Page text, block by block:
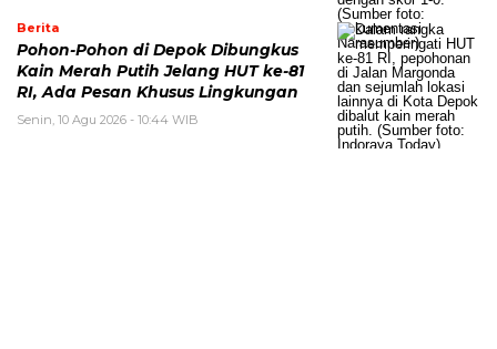
Berita
Pohon-Pohon di Depok Dibungkus
Kain Merah Putih Jelang HUT ke-81
RI, Ada Pesan Khusus Lingkungan
Senin, 10 Agu 2026 - 10:44 WIB